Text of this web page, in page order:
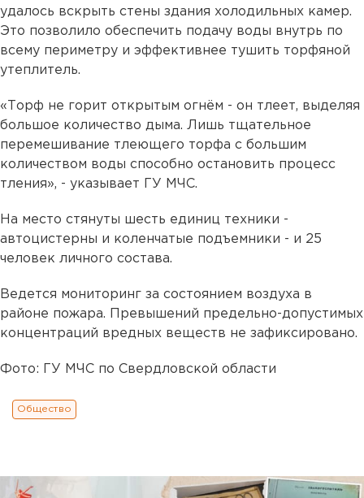
удалось вскрыть стены здания холодильных камер.
Это позволило обеспечить подачу воды внутрь по
всему периметру и эффективнее тушить торфяной
утеплитель.
«Торф не горит открытым огнём - он тлеет, выделяя
большое количество дыма. Лишь тщательное
перемешивание тлеющего торфа с большим
количеством воды способно остановить процесс
тления», - указывает ГУ МЧС.
На место стянуты шесть единиц техники -
автоцистерны и коленчатые подъемники - и 25
человек личного состава.
Ведется мониторинг за состоянием воздуха в
районе пожара. Превышений предельно-допустимых
концентраций вредных веществ не зафиксировано.
Фото: ГУ МЧС по Свердловской области
Общество